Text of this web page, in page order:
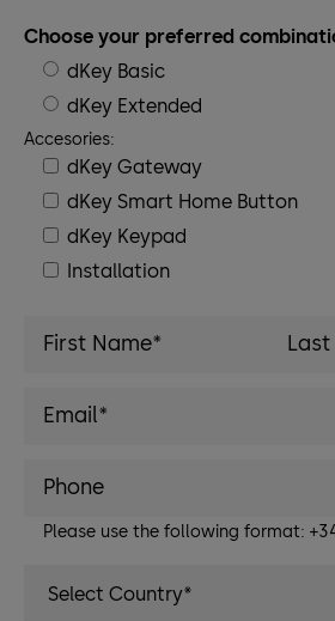
Choose your preferred
dKey Basic
dKey Extended
Accesories:
dKey Gateway
dKey Smart Home Button
dKey Keypad
Installation
Please use the following format: